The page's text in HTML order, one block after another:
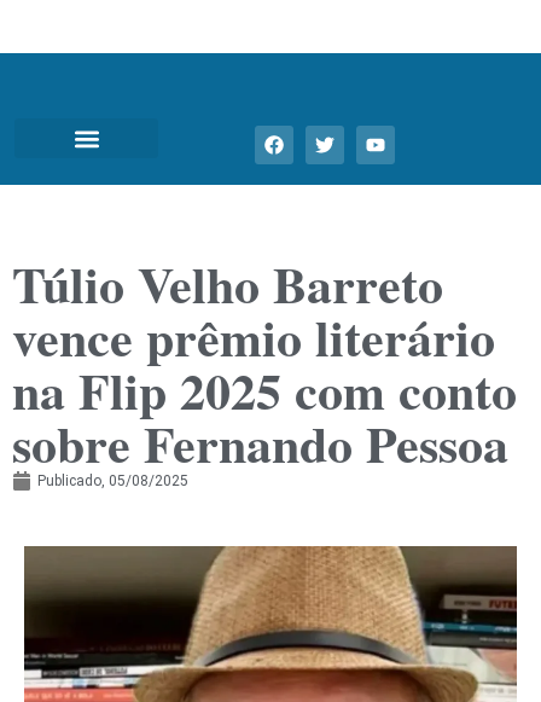
Túlio Velho Barreto
vence prêmio literário
na Flip 2025 com conto
sobre Fernando Pessoa
Publicado, 05/08/2025